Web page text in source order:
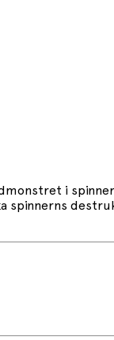
i
spinnerns